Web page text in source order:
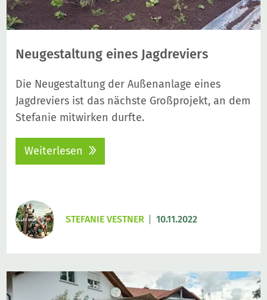
Neugestaltung eines Jagdreviers
Die Neugestaltung der Außenanlage eines
Jagdreviers ist das nächste Großprojekt, an dem
Stefanie mitwirken durfte.
Weiterlesen
STEFANIE VESTNER 10.11.2022